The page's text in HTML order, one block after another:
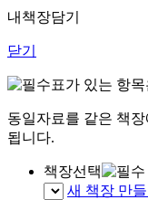
내책장담기
닫기
표가 있는 항
동일자료를 같은 책
됩니다.
책장선택
새 책장 만